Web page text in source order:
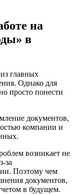
на
в
главных
Однако для
просто понести
документов,
компании и
возникает не
за
Поэтому чем
документов,
в будущем.